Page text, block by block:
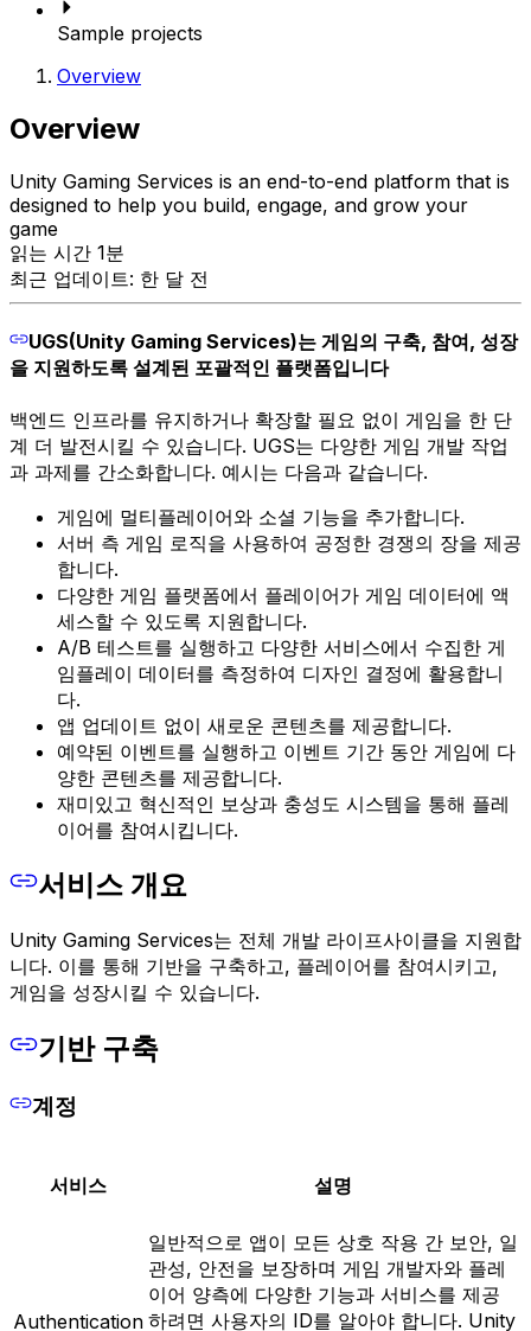
Sample projects
Overview
Overview
Unity Gaming Services is an end-to-end platform that is
designed to help you build, engage, and grow your
game
읽는 시간 1분
최근 업데이트: 한 달 전
UGS(Unity Gaming Services)는 게임의 구축, 참여, 성장
을 지원하도록 설계된 포괄적인 플랫폼입니다
백엔드 인프라를 유지하거나 확장할 필요 없이 게임을 한 단
계 더 발전시킬 수 있습니다. UGS는 다양한 게임 개발 작업
과 과제를 간소화합니다. 예시는 다음과 같습니다.
게임에 멀티플레이어와 소셜 기능을 추가합니다.
서버 측 게임 로직을 사용하여 공정한 경쟁의 장을 제공
합니다.
다양한 게임 플랫폼에서 플레이어가 게임 데이터에 액
세스할 수 있도록 지원합니다.
A/B 테스트를 실행하고 다양한 서비스에서 수집한 게
임플레이 데이터를 측정하여 디자인 결정에 활용합니
다.
앱 업데이트 없이 새로운 콘텐츠를 제공합니다.
예약된 이벤트를 실행하고 이벤트 기간 동안 게임에 다
양한 콘텐츠를 제공합니다.
재미있고 혁신적인 보상과 충성도 시스템을 통해 플레
이어를 참여시킵니다.
서비스 개요
Unity Gaming Services는 전체 개발 라이프사이클을 지원합
니다. 이를 통해 기반을 구축하고, 플레이어를 참여시키고,
게임을 성장시킬 수 있습니다.
기반 구축
계정
서비스 설명
Authentication
일반적으로 앱이 모든 상호 작용 간 보안, 일
관성, 안전을 보장하며 게임 개발자와 플레
이어 양측에 다양한 기능과 서비스를 제공
하려면 사용자의 ID를 알아야 합니다. Unity